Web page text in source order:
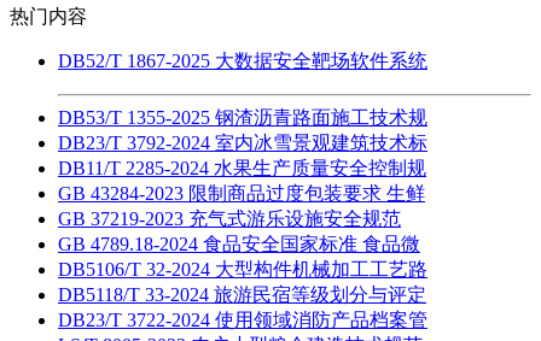
热门内容
DB52/T 1867-2025 大数据安全靶场软件系统
DB53/T 1355-2025 钢渣沥青路面施工技术规
DB23/T 3792-2024 室内冰雪景观建筑技术标
DB11/T 2285-2024 水果生产质量安全控制规
GB 43284-2023 限制商品过度包装要求 生鲜
GB 37219-2023 充气式游乐设施安全规范
GB 4789.18-2024 食品安全国家标准 食品微
DB5106/T 32-2024 大型构件机械加工工艺路
DB5118/T 33-2024 旅游民宿等级划分与评定
DB23/T 3722-2024 使用领域消防产品档案管